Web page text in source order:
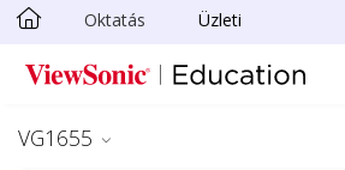
Ugrás a fő tartalomra
Oktatás Üzleti
VG1655